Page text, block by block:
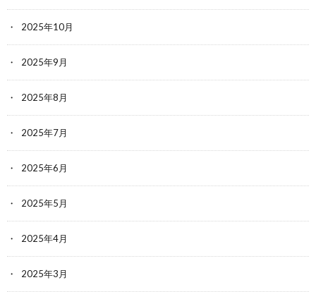
2025年10月
2025年9月
2025年8月
2025年7月
2025年6月
2025年5月
2025年4月
2025年3月